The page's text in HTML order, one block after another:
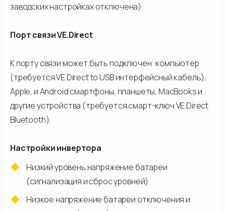
заводских настройках отключена).
Порт связи VE.Direct
К порту связи может быть подключен: компьютер
(требуется VE.Direct to USB интерфейсный кабель),
Apple, и Android смартфоны, планшеты, MacBooks и
другие устройства (требуется смарт-ключ VE.Direct
Bluetooth).
Настройки инвертора
Низкий уровень напряжение батареи
(сигнализация и сброс уровней)
Низкое напряжение батареи отключения и